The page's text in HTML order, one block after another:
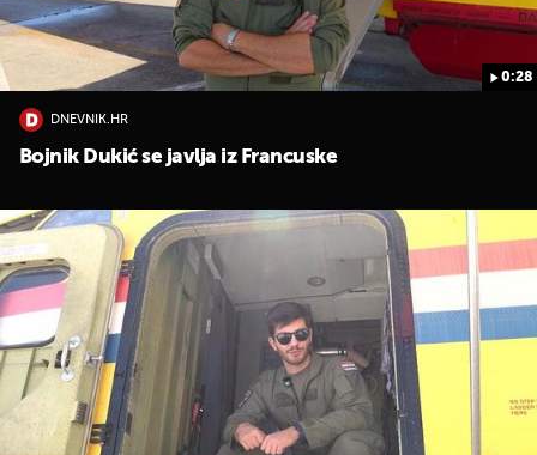
0:28
DNEVNIK.HR
Bojnik Dukić se javlja iz Francuske